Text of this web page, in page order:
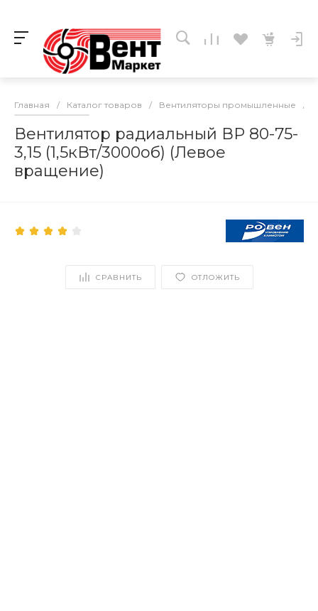
Главная / Каталог товаров / Вентиляторы промышленные /
Вентилятор радиальный ВР 80-75-
3,15 (1,5кВт/3000об) (Левое
вращение)
СРАВНИТЬ ОТЛОЖИТЬ